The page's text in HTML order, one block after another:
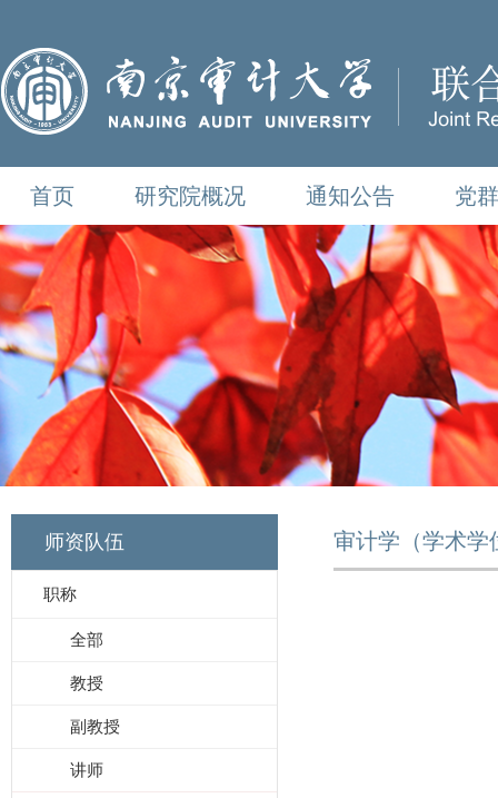
首页 研究院概况 通知公告 党
师资队伍
职称
全部
教授
副教授
讲师
审计学（学术学